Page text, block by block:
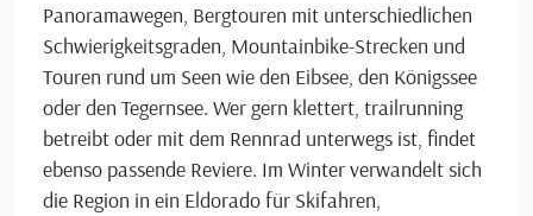
Panoramawegen, Bergtouren mit unterschiedlichen
Schwierigkeitsgraden, Mountainbike-Strecken und
Touren rund um Seen wie den Eibsee, den Königssee
oder den Tegernsee. Wer gern klettert, trailrunning
betreibt oder mit dem Rennrad unterwegs ist, findet
ebenso passende Reviere. Im Winter verwandelt sich
die Region in ein Eldorado für Skifahren,